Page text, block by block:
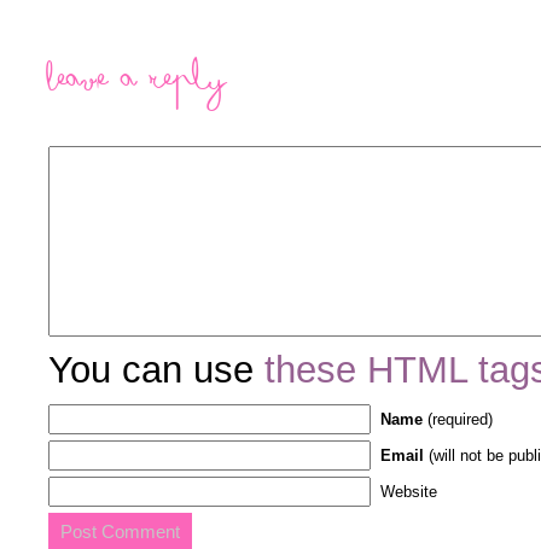
Leave a Reply
You can use these HTML
Name (required)
Email (will not be
Website